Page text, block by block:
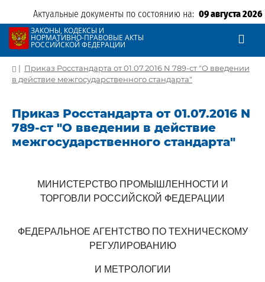
Актуальные документы по состоянию на: 09 августа 2026
ЗАКОНЫ, КОДЕКСЫ И
НОРМАТИВНО-ПРАВОВЫЕ АКТЫ
РОССИЙСКОЙ ФЕДЕРАЦИИ
| Приказ Росстандарта от 01.07.2016 N 789-ст "О введении
в действие межгосударственного стандарта"
Приказ Росстандарта от 01.07.2016 N
789-ст "О введении в действие
межгосударственного стандарта"
МИНИСТЕРСТВО ПРОМЫШЛЕННОСТИ И
ТОРГОВЛИ РОССИЙСКОЙ ФЕДЕРАЦИИ
ФЕДЕРАЛЬНОЕ АГЕНТСТВО ПО ТЕХНИЧЕСКОМУ
РЕГУЛИРОВАНИЮ
И МЕТРОЛОГИИ